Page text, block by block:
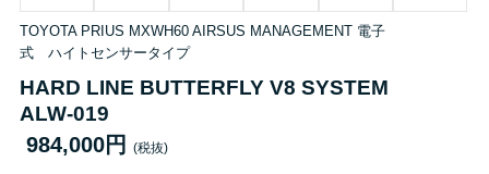
TOYOTA PRIUS MXWH60 AIRSUS MANAGEMENT 電子
式 ハイトセンサータイプ
HARD LINE BUTTERFLY V8 SYSTEM
ALW-019
984,000円 (税抜)